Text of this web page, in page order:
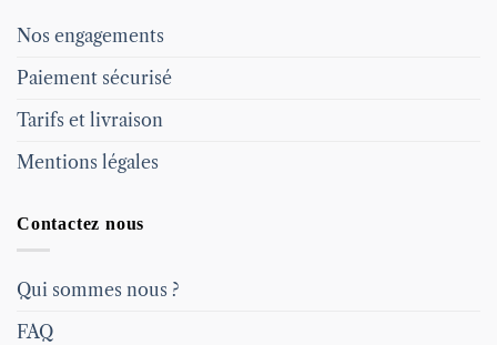
Nos engagements
Paiement sécurisé
Tarifs et livraison
Mentions légales
Contactez nous
Qui sommes nous ?
FAQ